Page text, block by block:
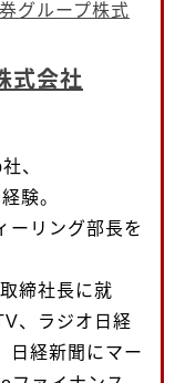
グループ株式
式会社
、
験。
ーリング部長を
締社長に就
、ラジオ日経
日経新聞にマー